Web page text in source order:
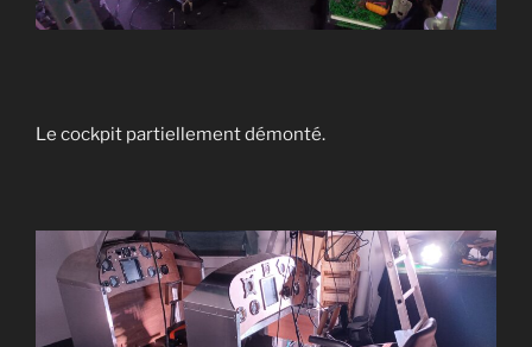
Le cockpit partiellement démonté.